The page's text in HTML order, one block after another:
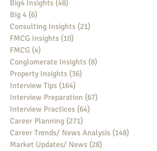
Big4 Insights (48)
Big 4 (6)
Consulting Insights (21)
FMCG Insights (10)
FMCG (4)
Conglomerate Insights (8)
Property Insights (36)
Interview Tips (164)
Interview Preparation (67)
Interview Practices (64)
Career Planning (271)
Career Trends/ News Analysis (148)
Market Updates/ News (28)